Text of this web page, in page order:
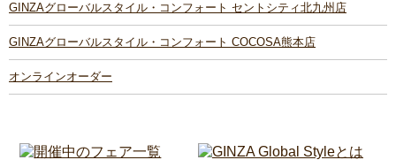
GINZAグローバルスタイル・コンフォート セントシティ北九州店
GINZAグローバルスタイル・コンフォート COCOSA熊本店
オンラインオーダー